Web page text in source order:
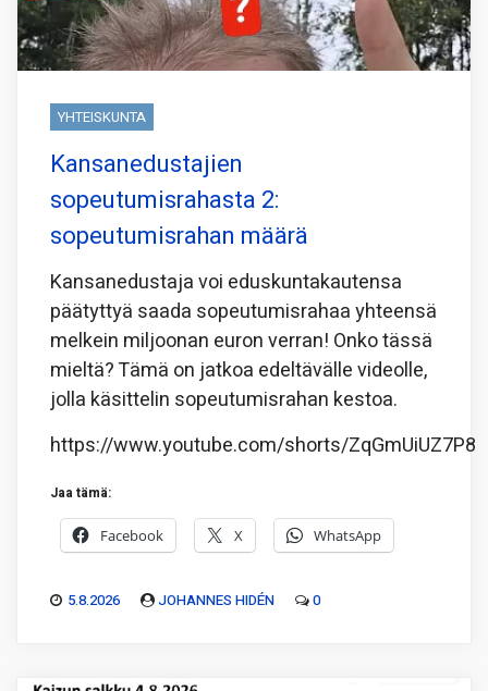
YHTEISKUNTA
Kansanedustajien
sopeutumisrahasta 2:
sopeutumisrahan määrä
Kansanedustaja voi eduskuntakautensa
päätyttyä saada sopeutumisrahaa yhteensä
melkein miljoonan euron verran! Onko tässä
mieltä? Tämä on jatkoa edeltävälle videolle,
jolla käsittelin sopeutumisrahan kestoa.
https://www.youtube.com/shorts/ZqGmUiUZ7P8
Jaa tämä:
Facebook X WhatsApp
5.8.2026 JOHANNES HIDÉN 0